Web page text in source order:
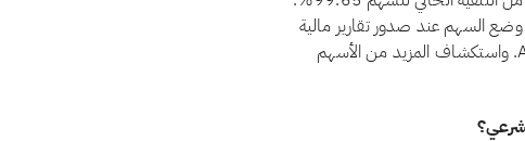
وضع السهم عند صدور تقارير مالية
جديدة. يمكنك دائمًا الاطلاع على الوضع الراهن لـAlamo Group, Inc. واستكشاف المزيد من الأسهم